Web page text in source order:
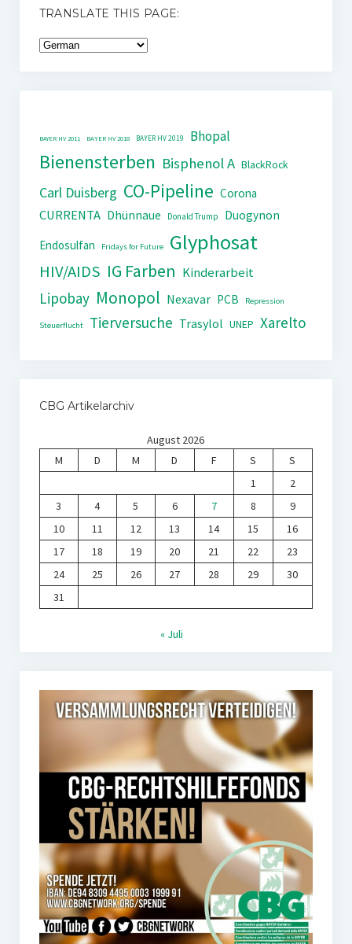
TRANSLATE THIS PAGE:
BAYER HV 2011 BAYER HV 2018 BAYER HV 2019 Bhopal
Bienensterben Bisphenol A BlackRock
Carl Duisberg CO-Pipeline Corona
CURRENTA Dhünnaue Donald Trump
Duogynon
Endosulfan
Fridays for Future Glyphosat
HIV/AIDS IG Farben Kinderarbeit
Lipobay Monopol Nexavar PCB Repression
Steuerflucht Tierversuche Trasylol UNEP Xarelto
CBG Artikelarchiv
August 2026
M
D M D F S
S
1
2
3
4 5 6 7 8
9
10
11 12 13 14 15
16
17
18 19 20 21 22
23
24
25 26 27 28 29
30
31
« Juli